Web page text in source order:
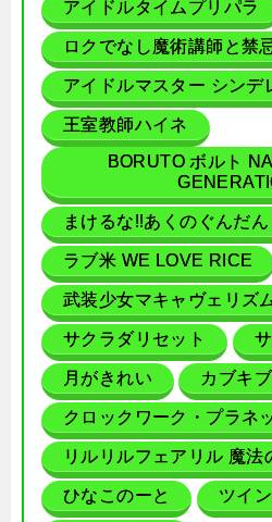
アイドルタイムプリパラ
ロクでなし魔術講師と禁
アイドルマスター シンデ
王室教師ハイネ
BORUTO ボルト
まけるな!!あくのぐんだん
ラブ米 WE LOVE RICE
武装少女マキャヴェリズ
サクラダリセット
月がきれい カブキブ
クロックワーク・プラネ
リルリルフェアリル 魔法
ひなこのーと ツイ